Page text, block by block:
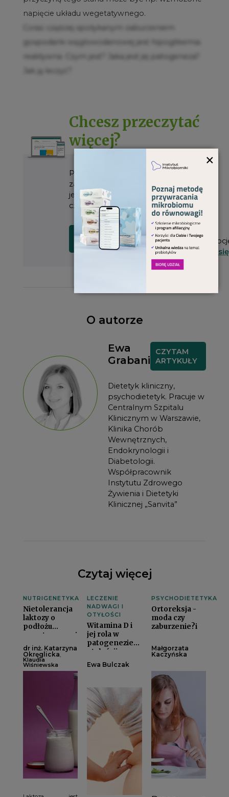
napięcie układu wegetatywnego.
Chcesz przeczytać
więcej?
Pełna treść artykułu, wraz z
załącznikami do pobrania, dostępna
jest dla prenumeratorów
czasopisma, po zalogowaniu się.
CZYTAM
WYDANIE
SPRAWDZAM
OFERTĘ
Masz już
Zaloguj
O autorze
Ewa
Grabani
CZYTAM
ARTYKUŁY
Dietetyk kliniczny,
psychodietetyk. Pracuje w
Centralnym Szpitalu
Klinicznym w Warszawie,
Klinika Chorób
Wewnętrznych,
Endokrynologii i
Diabetologii.
Współpracownik
Instytutu Zdrowego
Żywienia i Dietetyki
Klinicznej „Sanvita”
Czytaj więcej
NUTRIGENETYKA
Nietolerancja
laktozy o
podłożu
genetycznym i
nie tylko.
Nowe
spojrzenie na
gen LCT
dr inż. Katarzyna
Okręglicka,
Klaudia
Wiśniewska
LECZENIE
NADWAGI I
OTYŁOŚCI
Witamina D i
jej rola w
patogenezie
otyłościi
Ewa Bulczak
PSYCHODIETETYKA
Ortoreksja -
moda czy
zaburzenie?i
Małgorzata
Kaczyńska
×